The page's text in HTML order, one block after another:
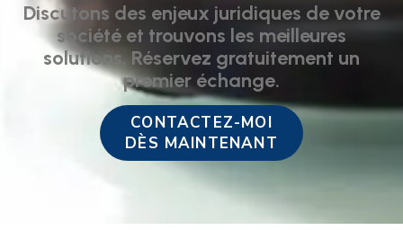
Discutons des enjeux juridiques de votre
société et trouvons les meilleures
solutions. Réservez gratuitement un
premier échange.
CONTACTEZ-MOI
DÈS MAINTENANT